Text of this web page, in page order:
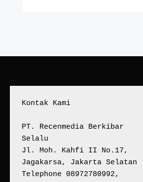
Kontak Kami
PT. Recenmedia Berkibar
Selalu
Jl. Moh. Kahfi II No.17,
Jagakarsa, Jakarta Selatan
Telephone 08972780992,